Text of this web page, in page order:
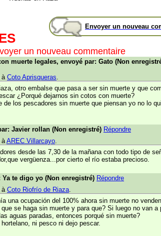
Envoyer un nouveau
un nouveau commentaire
muerte legales, envoyé par: Gato (Non
à Coto Aprisqueras
otro embalse que pasa a ser sin muerte y que
¿Porqué dejarnos sin cotos con muerte?
de los pescadores sin muerte que piensan yo no lo
Javier rollan (Non enregistré) Répondre
à AREC Villarcayo
desde las 7,30 de la mañana con todo tipo de
vergüenza...por cierto el río estaba precioso.
te digo yo (Non enregistré) Répondre
à Coto Riofrío de Riaza
una ocupación del 100% ahora sin muerte no
se haga sin muerte y para que? Si luego no van a
aguas paradas, entonces porqué sin muerte?
ni pesco ni dejo pescar.